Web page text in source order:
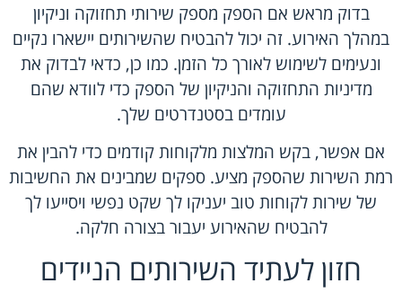
בדוק מראש אם הספק מספק שירותי תחזוקה וניקיון
במהלך האירוע. זה יכול להבטיח שהשירותים יישארו נקיים
ונעימים לשימוש לאורך כל הזמן. כמו כן, כדאי לבדוק את
מדיניות התחזוקה והניקיון של הספק כדי לוודא שהם
עומדים בסטנדרטים שלך.
אם אפשר, בקש המלצות מלקוחות קודמים כדי להבין את
רמת השירות שהספק מציע. ספקים שמבינים את החשיבות
של שירות לקוחות טוב יעניקו לך שקט נפשי ויסייעו לך
להבטיח שהאירוע יעבור בצורה חלקה.
חזון לעתיד השירותים הניידים